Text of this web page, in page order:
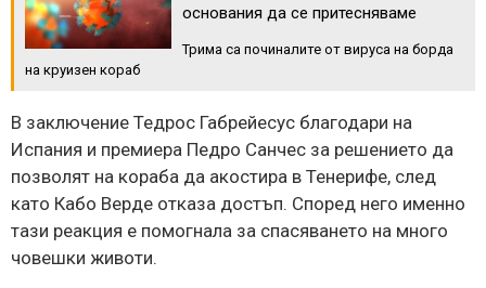
основания да се притесняваме
Трима са починалите от вируса на борда
на круизен кораб
В заключение Тедрос Габрейесус благодари на
Испания и премиера Педро Санчес за решението да
позволят на кораба да акостира в Тенерифе, след
като Кабо Верде отказа достъп. Според него именно
тази реакция е помогнала за спасяването на много
човешки животи.